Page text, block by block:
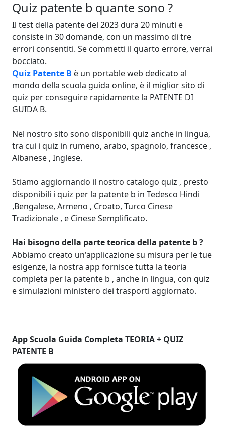
Quiz patente b quante sono ?
Il test della patente del 2023 dura 20 minuti e
consiste in 30 domande, con un massimo di tre
errori consentiti. Se commetti il quarto errore, verrai
bocciato.
Quiz Patente B è un portable web dedicato al
mondo della scuola guida online, è il miglior sito di
quiz per conseguire rapidamente la PATENTE DI
GUIDA B.
Nel nostro sito sono disponibili quiz anche in lingua,
tra cui i quiz in rumeno, arabo, spagnolo, francesce ,
Albanese , Inglese.
Stiamo aggiornando il nostro catalogo quiz , presto
disponibili i quiz per la patente b in Tedesco Hindi
,Bengalese, Armeno , Croato, Turco Cinese
Tradizionale , e Cinese Semplificato.
Hai bisogno della parte teorica della patente b ?
Abbiamo creato un'applicazione su misura per le tue
esigenze, la nostra app fornisce tutta la teoria
completa per la patente b , anche in lingua, con quiz
e simulazioni ministero dei trasporti aggiornato.
App Scuola Guida Completa TEORIA + QUIZ
PATENTE B